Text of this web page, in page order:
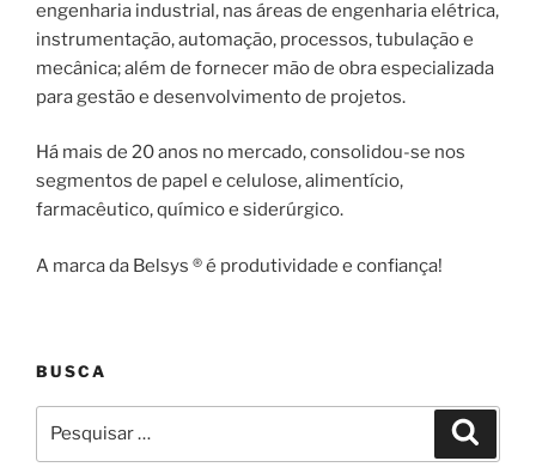
engenharia industrial, nas áreas de engenharia elétrica,
instrumentação, automação, processos, tubulação e
mecânica; além de fornecer mão de obra especializada
para gestão e desenvolvimento de projetos.
Há mais de 20 anos no mercado, consolidou-se nos
segmentos de papel e celulose, alimentício,
farmacêutico, químico e siderúrgico.
A marca da Belsys ® é produtividade e confiança!
BUSCA
por: